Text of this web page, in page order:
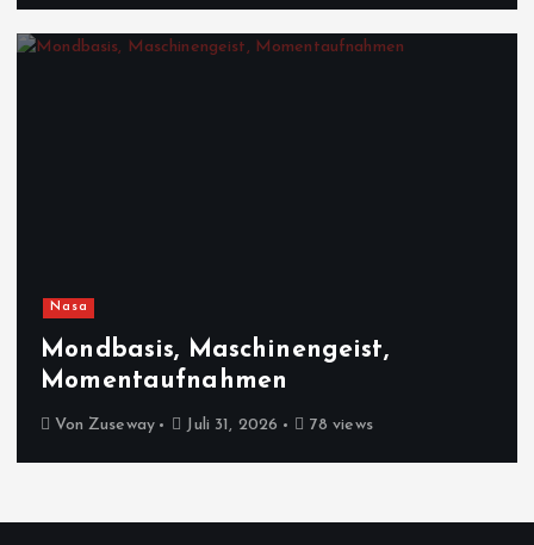
Nasa
Mondbasis, Maschinengeist,
Momentaufnahmen
Von Zuseway Juli 31, 2026 78 views